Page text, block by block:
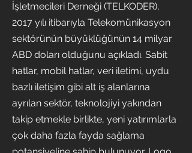
İşletmecileri Derneği (TELKODER),
2017 yılı itibarıyla Telekomünikasyon
sektörünün büyüklüğünün 14 milyar
ABD doları olduğunu açıkladı. Sabit
hatlar, mobil hatlar, veri iletimi, uydu
bazlı iletişim gibi alt iş alanlarına
ayrılan sektör, teknolojiyi yakından
takip etmekle birlikte, yeni yatırımlarla
çok daha fazla fayda sağlama